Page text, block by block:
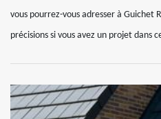
vous pourrez-vous adresser à Guichet
précisions si vous avez un projet dans